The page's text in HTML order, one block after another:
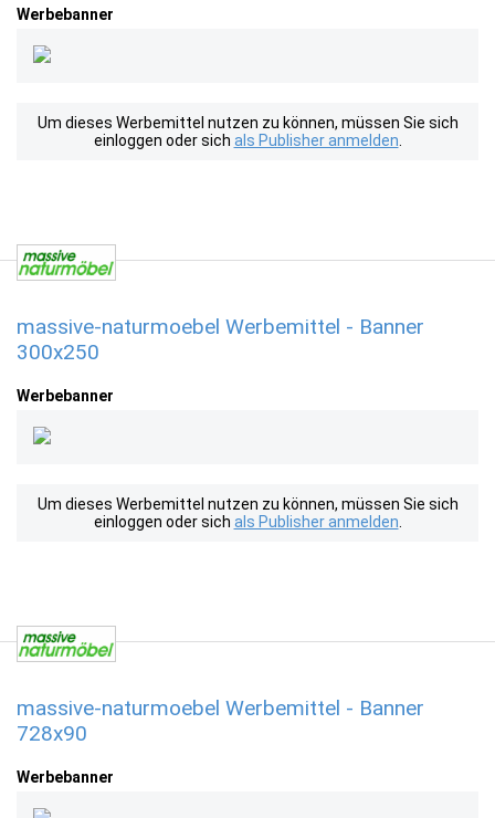
Werbebanner
Um dieses Werbemittel nutzen zu können, müssen Sie sich
einloggen oder sich als Publisher anmelden
massive-naturmoebel Werbemittel - Banner
300x250
Werbebanner
Um dieses Werbemittel nutzen zu können, müssen Sie sich
einloggen oder sich als Publisher anmelden
massive-naturmoebel Werbemittel - Banner
728x90
Werbebanner